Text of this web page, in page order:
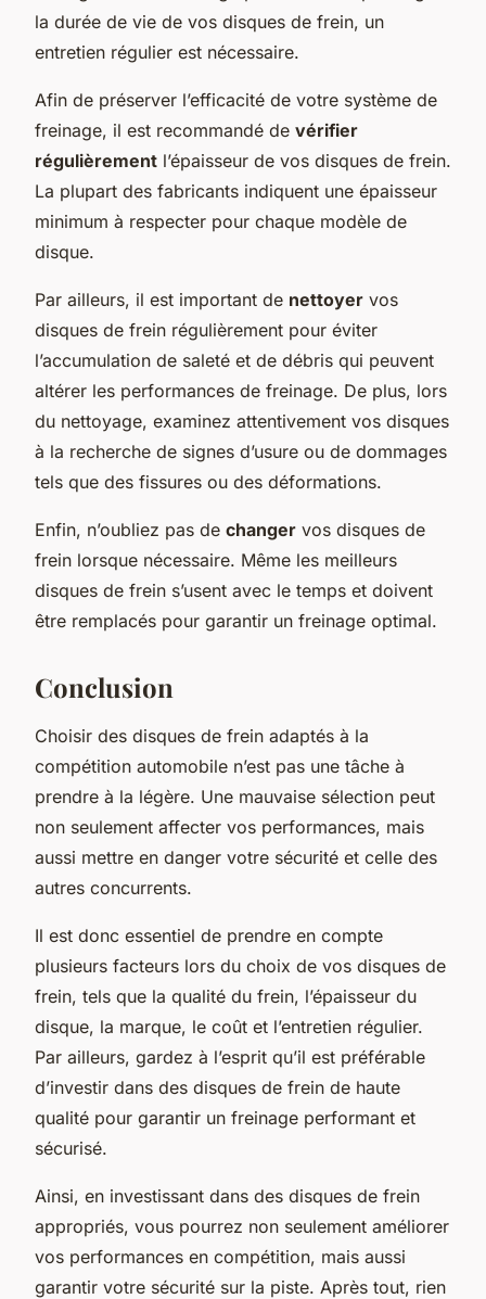
la durée de vie de vos disques de frein, un
entretien régulier est nécessaire.
Afin de préserver l’efficacité de votre système de
freinage, il est recommandé de vérifier
régulièrement l’épaisseur de vos disques de frein.
La plupart des fabricants indiquent une épaisseur
minimum à respecter pour chaque modèle de
disque.
Par ailleurs, il est important de nettoyer vos
disques de frein régulièrement pour éviter
l’accumulation de saleté et de débris qui peuvent
altérer les performances de freinage. De plus, lors
du nettoyage, examinez attentivement vos disques
à la recherche de signes d’usure ou de dommages
tels que des fissures ou des déformations.
Enfin, n’oubliez pas de changer vos disques de
frein lorsque nécessaire. Même les meilleurs
disques de frein s’usent avec le temps et doivent
être remplacés pour garantir un freinage optimal.
Conclusion
Choisir des disques de frein adaptés à la
compétition automobile n’est pas une tâche à
prendre à la légère. Une mauvaise sélection peut
non seulement affecter vos performances, mais
aussi mettre en danger votre sécurité et celle des
autres concurrents.
Il est donc essentiel de prendre en compte
plusieurs facteurs lors du choix de vos disques de
frein, tels que la qualité du frein, l’épaisseur du
disque, la marque, le coût et l’entretien régulier.
Par ailleurs, gardez à l’esprit qu’il est préférable
d’investir dans des disques de frein de haute
qualité pour garantir un freinage performant et
sécurisé.
Ainsi, en investissant dans des disques de frein
appropriés, vous pourrez non seulement améliorer
vos performances en compétition, mais aussi
garantir votre sécurité sur la piste. Après tout, rien